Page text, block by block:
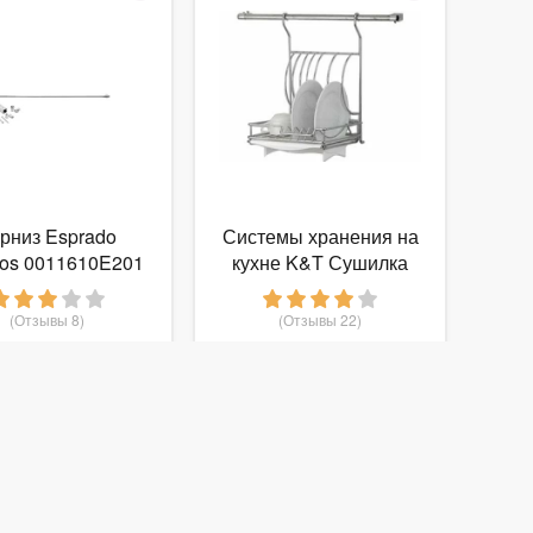
Esprado
0011610E201
100 см
(Отзывы 8)
Системы хранения на
кухне K&T Сушилка
для посуды на
рейлинг 6841 (шт)
(Отзывы 22)